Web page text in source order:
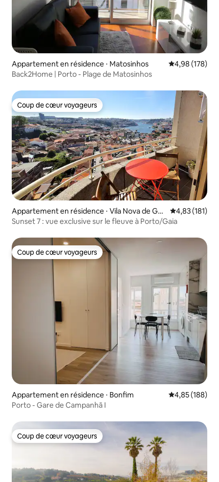
Appartement en résidence ⋅ Matosinhos Évaluation
4,98 (178)
Back2Home | Porto - Plage de Matosinhos
Coup de cœur voyageurs
Coup de cœur voyageurs
Appartement en résidence ⋅ Vila Nova de Gai
a
Évaluation
4,83 (181)
Sunset 7 : vue exclusive sur le fleuve à Porto/Gaia
Coup de cœur voyageurs
Coup de cœur voyageurs
Appartement en résidence ⋅ Bonfim Évaluation
4,85 (188)
Porto - Gare de Campanhã I
Coup de cœur voyageurs
Coup de cœur voyageurs